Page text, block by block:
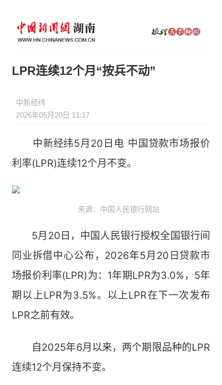
LPR连续12个月“按兵不动”
中新经纬
2026年05月20日 11:17
中新经纬5月20日电 中国贷款市场报价
利率(LPR)连续12个月不变。
来源：中国人民银行网站
5月20日，中国人民银行授权全国银行间
同业拆借中心公布，2026年5月20日贷款市
场报价利率(LPR)为：1年期LPR为3.0%，5年
期以上LPR为3.5%。以上LPR在下一次发布
LPR之前有效。
自2025年6月以来，两个期限品种的LPR
连续12个月保持不变。